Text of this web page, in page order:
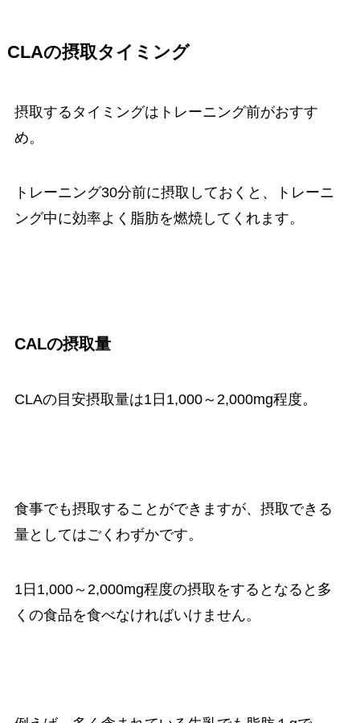
CLAの摂取タイミング
摂取するタイミングはトレーニング前がおすす
め。
トレーニング30分前に摂取しておくと、トレーニ
ング中に効率よく脂肪を燃焼してくれます。
CALの摂取量
CLAの目安摂取量は1日1,000～2,000mg程度。
食事でも摂取することができますが、摂取できる
量としてはごくわずかです。
1日1,000～2,000mg程度の摂取をするとなると多
くの食品を食べなければいけません。